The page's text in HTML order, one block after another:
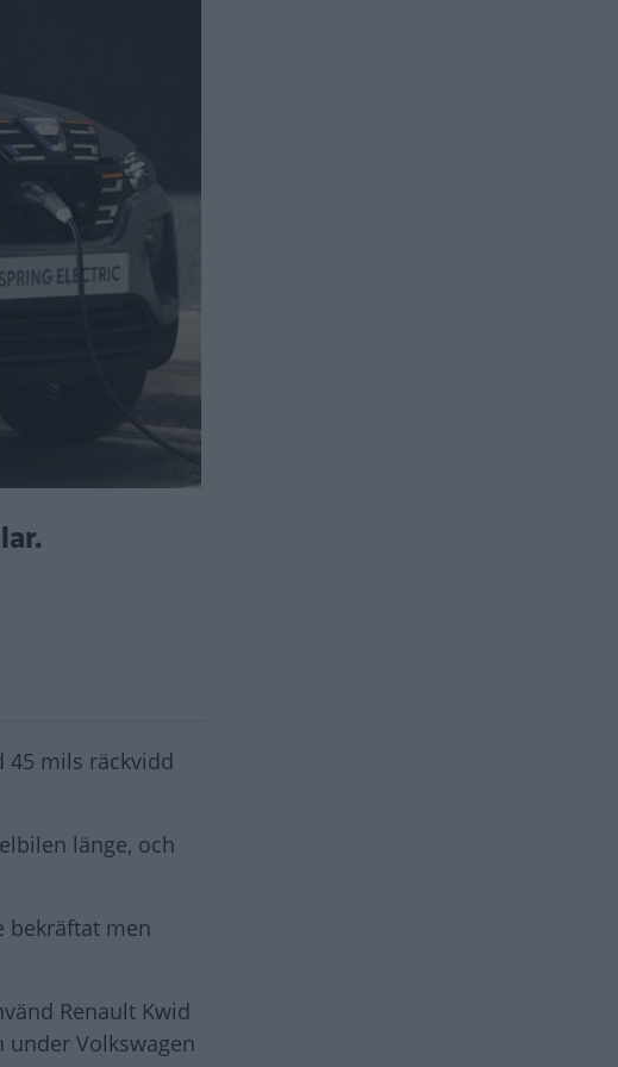
45 mils räckvidd
länge, och
bekräftat men
Renault Kwid
under Volkswagen